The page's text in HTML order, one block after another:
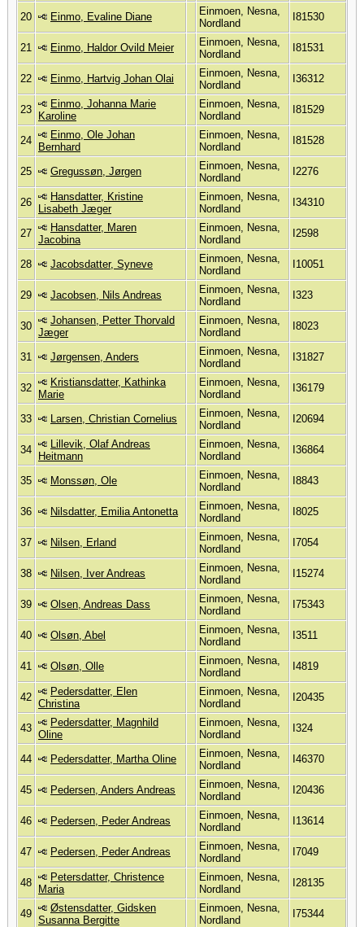
20 Einmo, Evaline Diane
Einmoen, Nesna,
Nordland
I81530
21 Einmo, Haldor Ovild Meier
Einmoen, Nesna,
Nordland
I81531
22 Einmo, Hartvig Johan Olai
Einmoen, Nesna,
Nordland
I36312
23
Einmo, Johanna Marie
Karoline
Einmoen, Nesna,
Nordland
I81529
24
Einmo, Ole Johan
Bernhard
Einmoen, Nesna,
Nordland
I81528
25 Gregussøn, Jørgen
Einmoen, Nesna,
Nordland
I2276
26
Hansdatter, Kristine
Lisabeth Jæger
Einmoen, Nesna,
Nordland
I34310
27
Hansdatter, Maren
Jacobina
Einmoen, Nesna,
Nordland
I2598
28 Jacobsdatter, Syneve
Einmoen, Nesna,
Nordland
I10051
29 Jacobsen, Nils Andreas
Einmoen, Nesna,
Nordland
I323
30
Johansen, Petter Thorvald
Jæger
Einmoen, Nesna,
Nordland
I8023
31 Jørgensen, Anders
Einmoen, Nesna,
Nordland
I31827
32
Kristiansdatter, Kathinka
Marie
Einmoen, Nesna,
Nordland
I36179
33 Larsen, Christian Cornelius
Einmoen, Nesna,
Nordland
I20694
34
Lillevik, Olaf Andreas
Heitmann
Einmoen, Nesna,
Nordland
I36864
35 Monssøn, Ole
Einmoen, Nesna,
Nordland
I8843
36 Nilsdatter, Emilia Antonetta
Einmoen, Nesna,
Nordland
I8025
37 Nilsen, Erland
Einmoen, Nesna,
Nordland
I7054
38 Nilsen, Iver Andreas
Einmoen, Nesna,
Nordland
I15274
39 Olsen, Andreas Dass
Einmoen, Nesna,
Nordland
I75343
40 Olsøn, Abel
Einmoen, Nesna,
Nordland
I3511
41 Olsøn, Olle
Einmoen, Nesna,
Nordland
I4819
42
Pedersdatter, Elen
Christina
Einmoen, Nesna,
Nordland
I20435
43
Pedersdatter, Magnhild
Oline
Einmoen, Nesna,
Nordland
I324
44 Pedersdatter, Martha Oline
Einmoen, Nesna,
Nordland
I46370
45 Pedersen, Anders Andreas
Einmoen, Nesna,
Nordland
I20436
46 Pedersen, Peder Andreas
Einmoen, Nesna,
Nordland
I13614
47 Pedersen, Peder Andreas
Einmoen, Nesna,
Nordland
I7049
48
Petersdatter, Christence
Maria
Einmoen, Nesna,
Nordland
I28135
49
Østensdatter, Gidsken
Susanna Bergitte
Einmoen, Nesna,
Nordland
I75344